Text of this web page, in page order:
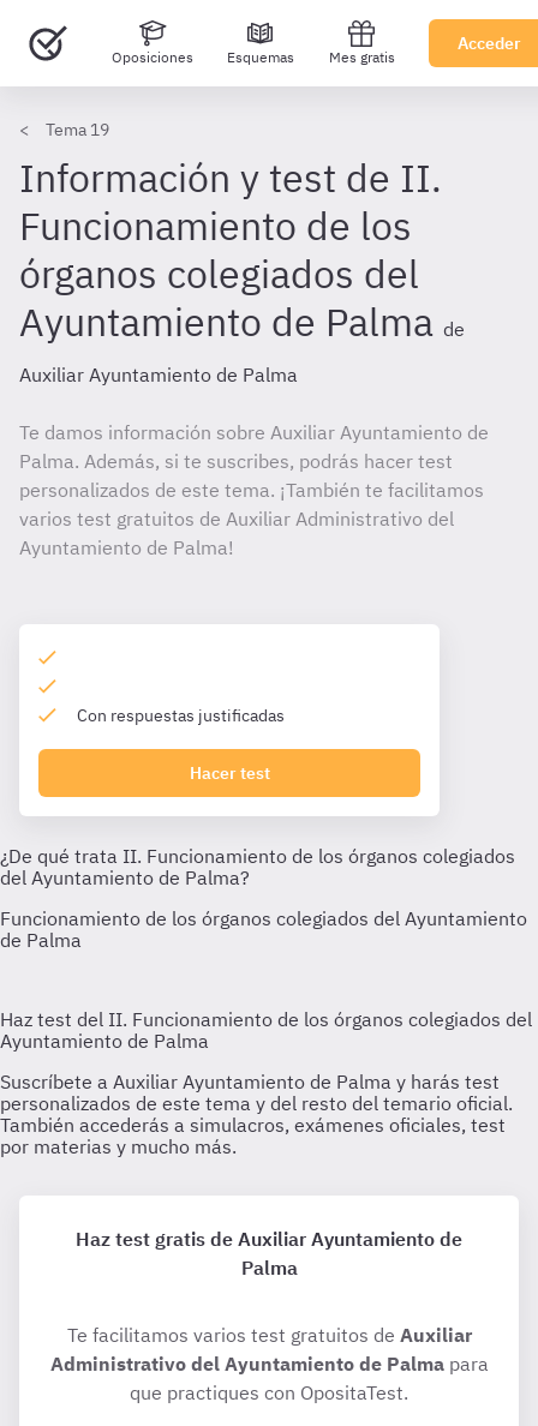
Oposiciones Esquemas Mes gratis
Acceder
Tema 19
Información y test de II.
Funcionamiento de los
órganos colegiados del
Ayuntamiento de Palma de
Auxiliar Ayuntamiento de Palma
Te damos información sobre Auxiliar Ayuntamiento de
Palma. Además, si te suscribes, podrás hacer test
personalizados de este tema. ¡También te facilitamos
varios test gratuitos de Auxiliar Administrativo del
Ayuntamiento de Palma!
Con respuestas justificadas
Hacer test
Haz test gratis de Auxiliar Ayuntamiento de
Palma
Te facilitamos varios test gratuitos de Auxiliar
Administrativo del Ayuntamiento de Palmapara
que practiques con OpositaTest.